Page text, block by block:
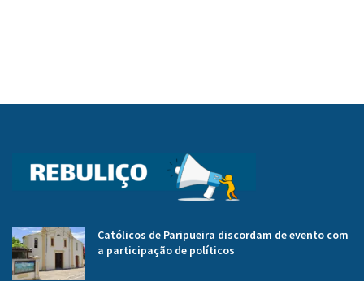
Católicos de Paripueira discordam de evento com
a participação de políticos